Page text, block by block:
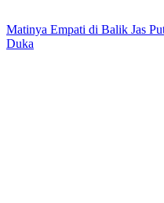
Matinya Empati di Balik Jas
Duka